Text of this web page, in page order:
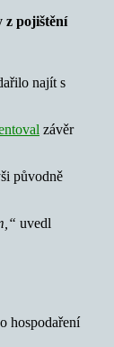
z pojištění
najít s
závěr
původně
uvedl
hospodaření